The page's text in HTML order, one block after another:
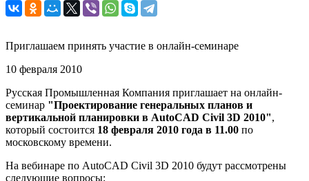
Приглашаем принять участие в онлайн-семинаре
10 февраля 2010
Русская Промышленная Компания приглашает на онлайн-
семинар "Проектирование генеральных планов и
вертикальной планировки в AutoCAD Civil 3D 2010",
который состоится 18 февраля 2010 года в 11.00 по
московскому времени.
На вебинаре по AutoCAD Civil 3D 2010 будут рассмотрены
следующие вопросы: